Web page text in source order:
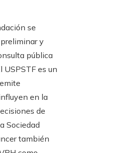
se
y
pública
USPSTF es un
en la
de
Sociedad
también